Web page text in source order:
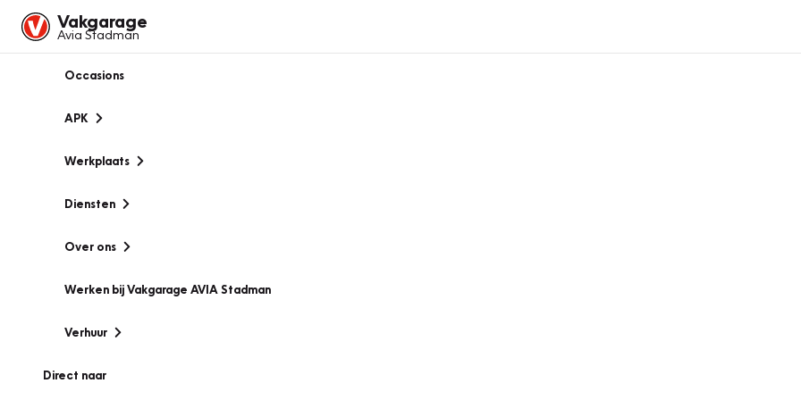
Vakgarage
Avia Stadman
Occasions
APK
Werkplaats
Diensten
Over ons
Werken bij Vakgarage AVIA Stadman
Verhuur
Direct naar